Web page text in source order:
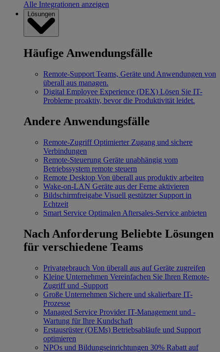
Alle Integrationen anzeigen
Lösungen
Häufige Anwendungsfälle
Remote-Support Teams, Geräte und Anwendungen von
überall aus managen.
Digital Employee Experience (DEX) Lösen Sie IT-
Probleme proaktiv, bevor die Produktivität leidet.
Andere Anwendungsfälle
Remote-Zugriff Optimierter Zugang und sichere
Verbindungen
Remote-Steuerung Geräte unabhängig vom
Betriebssystem remote steuern
Remote Desktop Von überall aus produktiv arbeiten
Wake-on-LAN Geräte aus der Ferne aktivieren
Bildschirmfreigabe Visuell gestützter Support in
Echtzeit
Smart Service Optimalen Aftersales-Service anbieten
Nach Anforderung Beliebte Lösungen
für verschiedene Teams
Privatgebrauch Von überall aus auf Geräte zugreifen
Kleine Unternehmen Vereinfachen Sie Ihren Remote-
Zugriff und -Support
Große Unternehmen Sichere und skalierbare IT-
Prozesse
Managed Service Provider IT-Management und -
Wartung für Ihre Kundschaft
Erstausrüster (OEMs) Betriebsabläufe und Support
optimieren
NPOs und Bildungseinrichtungen 30% Rabatt auf